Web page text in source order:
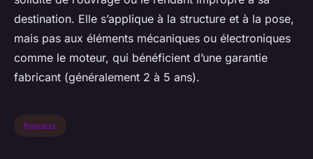
destination. Elle s’applique à la structure et à la pose,
mais pas aux éléments mécaniques ou électroniques
comme le moteur, qui bénéficient d’une garantie
fabricant (généralement 2 à 5 ans).
travaux